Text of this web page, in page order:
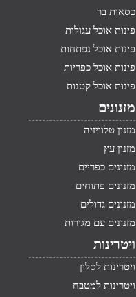
כסאות בר
פינות אוכל עגולות
פינות אוכל נפתחות
פינות אוכל כפריות
פינות אוכל קטנות
מזנונים
מזנון טלוויזיה
מזנון עץ
מזנונים כפריים
מזנונים פתוחים
מזנונים גדולים
מזנונים עם מגירות
ויטרינות
ויטרינות לסלון
ויטרינות למטבח